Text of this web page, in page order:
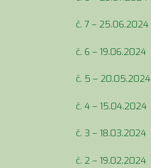
č. 7 – 25.06.2024
č. 6 – 19.06.2024
č. 5 – 20.05.2024
č. 4 – 15.04.2024
č. 3 – 18.03.2024
č. 2 – 19.02.2024